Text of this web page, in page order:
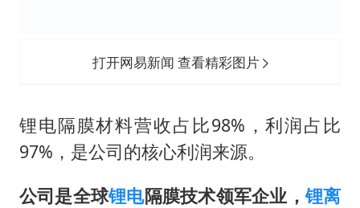
打开网易新闻 查看精彩图片
锂电隔膜材料营收占比98%，利润占比
97%，是公司的核心利润来源。
公司是全球锂电隔膜技术领军企业，锂离